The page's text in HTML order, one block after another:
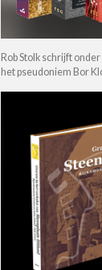
Rob Stolk schrijft
het pseudoniem Bor